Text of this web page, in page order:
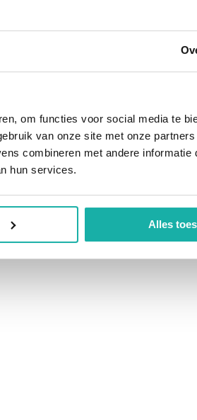
om functies voor social media te
van onze site met onze
combineren met andere informatie
hun services.
Alles